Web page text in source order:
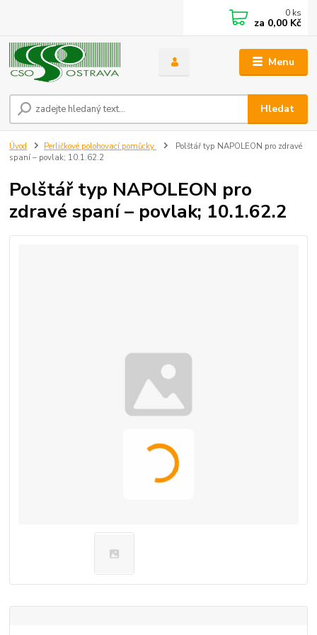
Menu
Hledat
0 ks
za 0,00 Kč
Úvod Perličkové polohovací pomůcky
Polštář typ NAPOLEON pro zdravé
spaní – povlak; 10.1.62.2
Polštář typ NAPOLEON pro
zdravé spaní – povlak; 10.1.62.2